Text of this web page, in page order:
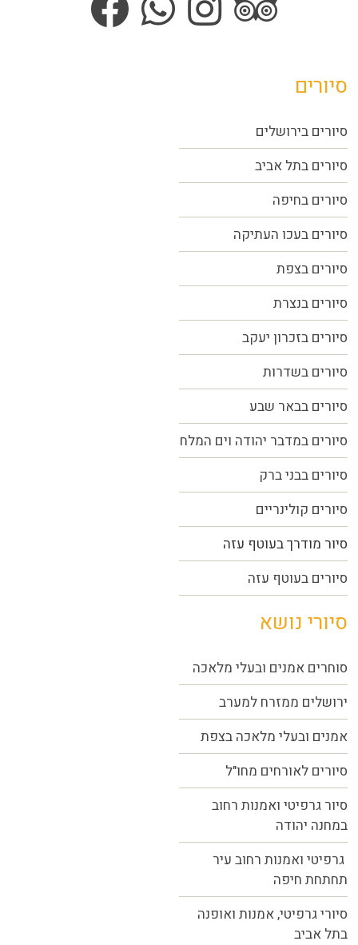
סיורים
סיורים בירושלים
סיורים בתל אביב
סיורים בחיפה
סיורים בעכו העתיקה
סיורים בצפת
סיורים בנצרת
סיורים בזכרון יעקב
סיורים בשדרות
סיורים בבאר שבע
סיורים במדבר יהודה וים המלח
סיורים בבני ברק
סיורים קולינריים
סיור מודרך בעוטף עזה
סיורים בעוטף עזה
סיורי נושא
סוחרים אמנים ובעלי מלאכה
ירושלים ממזרח למערב
אמנים ובעלי מלאכה בצפת
סיורים לאורחים מחו"ל
סיור גרפיטי ואמנות רחוב
במחנה יהודה
גרפיטי ואמנות רחוב עיר
תחתחת חיפה
סיורי גרפיטי, אמנות ואופנה
בתל אביב